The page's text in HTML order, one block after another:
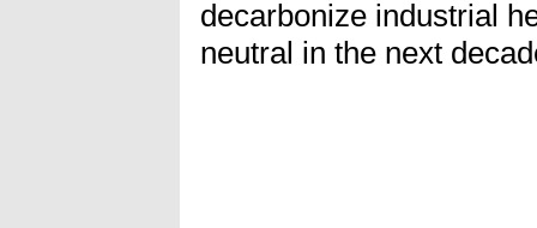
decarbonize industrial
neutral in the next